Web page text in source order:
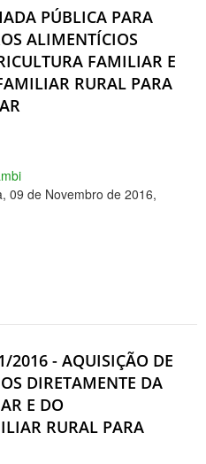
PÚBLICA PARA
ALIMENTÍCIOS
FAMILIAR E
RURAL PARA
09 de Novembro de 2016,
2016 - AQUISIÇÃO DE
DIRETAMENTE DA
E DO
RURAL PARA